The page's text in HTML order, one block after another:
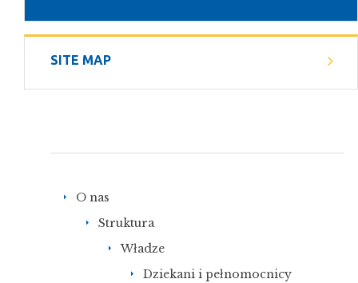
SITE MAP
O nas
Struktura
Władze
Dziekani i pełnomocnicy